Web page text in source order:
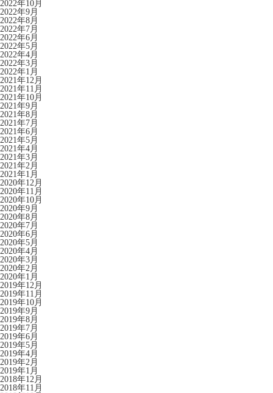
2022年10月
2022年9月
2022年8月
2022年7月
2022年6月
2022年5月
2022年4月
2022年3月
2022年1月
2021年12月
2021年11月
2021年10月
2021年9月
2021年8月
2021年7月
2021年6月
2021年5月
2021年4月
2021年3月
2021年2月
2021年1月
2020年12月
2020年11月
2020年10月
2020年9月
2020年8月
2020年7月
2020年6月
2020年5月
2020年4月
2020年3月
2020年2月
2020年1月
2019年12月
2019年11月
2019年10月
2019年9月
2019年8月
2019年7月
2019年6月
2019年5月
2019年4月
2019年2月
2019年1月
2018年12月
2018年11月